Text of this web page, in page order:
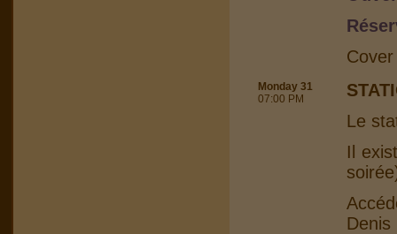
Monday 31
07:00 PM
Le
Il
Denis